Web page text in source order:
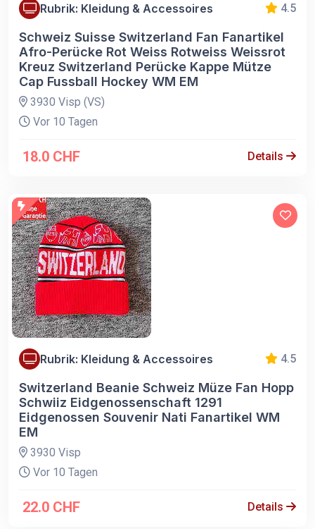
Rubrik: Kleidung & Accessoires 4.5
Schweiz Suisse Switzerland Fan Fanartikel
Afro-Perücke Rot Weiss Rotweiss Weissrot
Kreuz Switzerland Perücke Kappe Mütze
Cap Fussball Hockey WM EM
3930 Visp (VS)
Vor 10 Tagen
18.0 CHF Details
Rubrik: Kleidung & Accessoires 4.5
Switzerland Beanie Schweiz Müze Fan Hopp
Schwiiz Eidgenossenschaft 1291
Eidgenossen Souvenir Nati Fanartikel WM
EM
3930 Visp
Vor 10 Tagen
22.0 CHF Details